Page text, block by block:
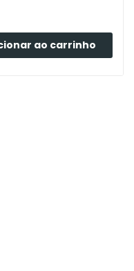
ao carrinho